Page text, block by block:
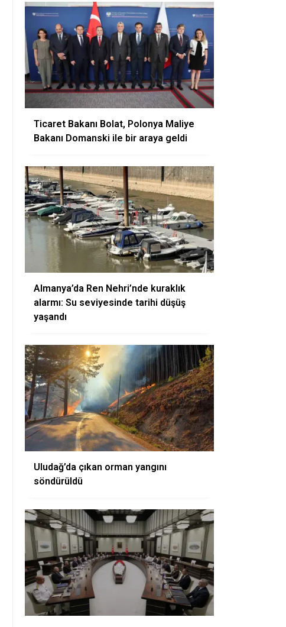
Ticaret Bakanı Bolat, Polonya Maliye
Bakanı Domanski ile bir araya geldi
Almanya’da Ren Nehri’nde kuraklık
alarmı: Su seviyesinde tarihi düşüş
yaşandı
Uludağ’da çıkan orman yangını
söndürüldü